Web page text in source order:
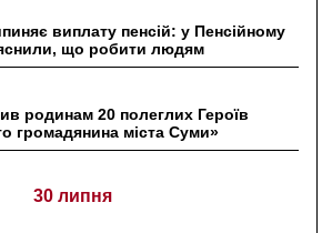
виплату пенсій: у Пенсійному
що робити людям
родинам 20 полеглих Героїв
громадянина міста Суми»
30 липня